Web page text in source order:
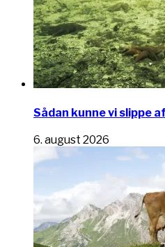
Sådan kunne vi slippe
6. august 2026